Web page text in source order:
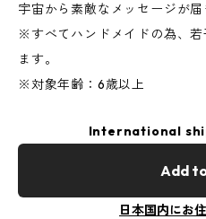
宇宙から素敵なメッセージが
※すべてハンドメイドの為、
ます。
※対象年齢：6歳以上
International
Add
日本国内にお